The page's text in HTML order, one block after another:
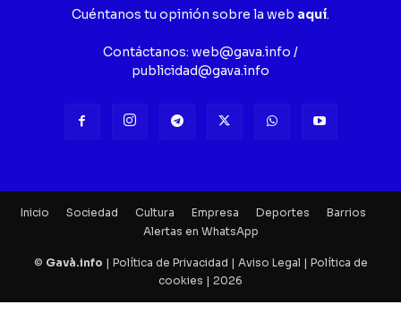
Cuéntanos tu opinión sobre la web aquí.
Contáctanos: web@gava.info /
publicidad@gava.info
Inicio Sociedad Cultura Empresa Deportes
Barrios
Alertas en WhatsApp
© Gavà.info | Política de Privacidad | Aviso Legal | Política de
cookies | 2026